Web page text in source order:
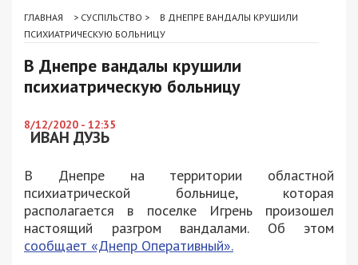
ГЛАВНАЯ > СУСПІЛЬСТВО >
В ДНЕПРЕ ВАНДАЛЫ КРУШИЛИ
ПСИХИАТРИЧЕСКУЮ БОЛЬНИЦУ
В Днепре вандалы крушили
психиатрическую больницу
8/12/2020 - 12:35
ИВАН ДУЗЬ
В Днепре на территории областной
психиатрической больнице, которая
располагается в поселке Игрень произошел
настоящий разгром вандалами. Об этом
сообщает «Днепр Оперативный».